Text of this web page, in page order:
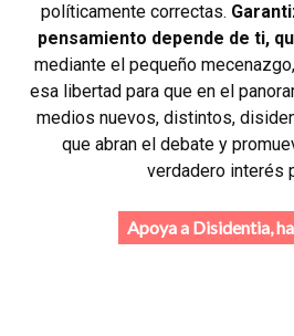
políticamente correctas.
pensamiento depende de ti,
mediante el pequeño
esa libertad para que en el
medios nuevos, distintos,
que abran el debate y
verdadero interés
Apoya a Disidentia,